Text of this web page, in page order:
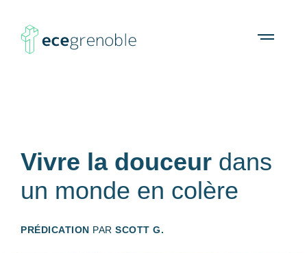
ECE
À propos Agenda RessourcesOpen
Vivre la douceur dans
un monde en colère
PRÉDICATION PAR SCOTT G.